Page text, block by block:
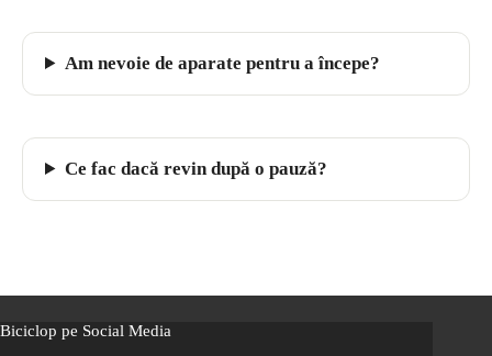
Am nevoie de aparate pentru a începe?
Ce fac dacă revin după o pauză?
Biciclop pe Social Media